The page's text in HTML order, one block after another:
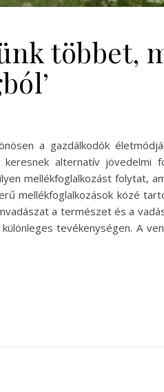
többet,
a gazdálkodók
alternatív jövedelmi
mellékfoglalkozást folytat,
mellékfoglalkozások közé
a természet és a
tevékenységen. A